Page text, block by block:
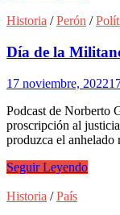
“No
puede
gobernar
contra
el
pueblo
durante
mucho
tiempo”
Historia /Perón /
Día de la
17 noviembre, 2022
Podcast de Norberto
proscripción al
produzca el
Día
la
Seguir Leyendo
Historia /País